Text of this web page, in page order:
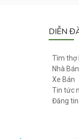
DIỄN
Tìm thợ
Nhà Bán
Xe Bán
Tin tức
Đăng tin